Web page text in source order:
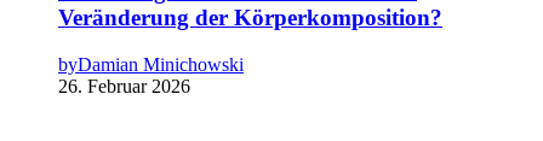
Veränderung der Körperkomposition?
byDamian Minichowski
26. Februar 2026